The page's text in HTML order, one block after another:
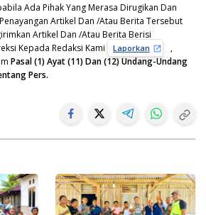
Ada Pihak Yang Merasa Dirugikan Dan
Artikel Dan /Atau Berita Tersebut
Artikel Dan /Atau Berita Berisi
Kepada Redaksi Kami
Laporkan
,
Pasal (1) Ayat (11) Dan (12) Undang-Undang
Pers.